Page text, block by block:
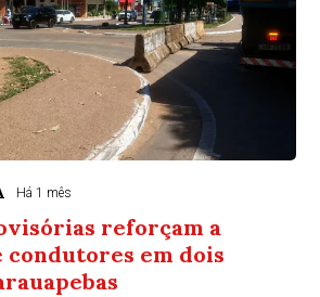
Há 1 mês
reforçam a
condutores em dois